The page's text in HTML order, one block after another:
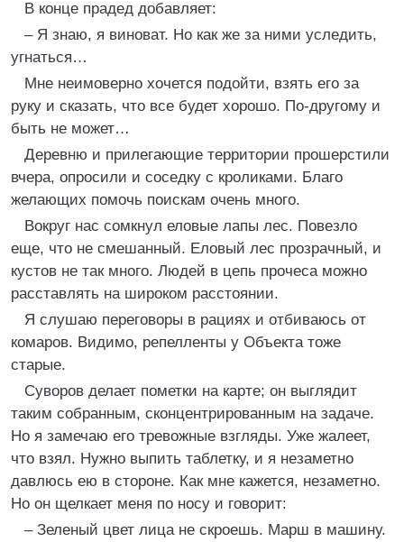
В конце прадед добавляет:
– Я знаю, я виноват. Но как же за ними уследить,
угнаться…
Мне неимоверно хочется подойти, взять его за
руку и сказать, что все будет хорошо. По-другому и
быть не может…
Деревню и прилегающие территории прошерстили
вчера, опросили и соседку с кроликами. Благо
желающих помочь поискам очень много.
Вокруг нас сомкнул еловые лапы лес. Повезло
еще, что не смешанный. Еловый лес прозрачный, и
кустов не так много. Людей в цепь прочеса можно
расставлять на широком расстоянии.
Я слушаю переговоры в рациях и отбиваюсь от
комаров. Видимо, репелленты у Объекта тоже
старые.
Суворов делает пометки на карте; он выглядит
таким собранным, сконцентрированным на задаче.
Но я замечаю его тревожные взгляды. Уже жалеет,
что взял. Нужно выпить таблетку, и я незаметно
давлюсь ею в стороне. Как мне кажется, незаметно.
Но он щелкает меня по носу и говорит:
– Зеленый цвет лица не скроешь. Марш в машину.